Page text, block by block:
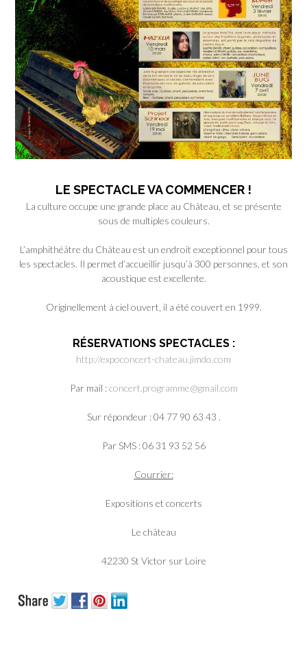
LE SPECTACLE VA COMMENCER !
La culture occupe une grande place au Château, et se présente
sous de multiples couleurs.
L’amphithéâtre du Château est un endroit exceptionnel pour tous
les spectacles. Il permet d’accueillir jusqu’à 300 personnes, et son
acoustique est excellente.
Originellement à ciel ouvert, il a été couvert en 1999.
RÉSERVATIONSSPECTACLES :
http://expoconcert-chateau.jimdo.com
Par mail :concert.programme@gmail.com
Sur répondeur : 04 77 90 63 43 .
Par SMS : 06 31 93 52 56
Courrier:
Expositions et concerts
Le château
42230 St Victor sur Loire